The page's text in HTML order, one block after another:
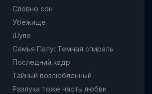
Словно сон
Убежище
Шуле
Семья Палу: Темная спираль
Последний кадр
Тайный возлюбленный
Разлука тоже часть любви